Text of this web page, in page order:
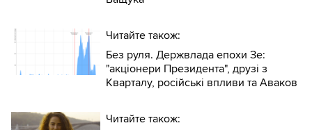
Читайте також:
Без руля. Держвлада епохи Зе:
"акціонери Президента", друзі з
Кварталу, російські впливи та Аваков
Читайте також: